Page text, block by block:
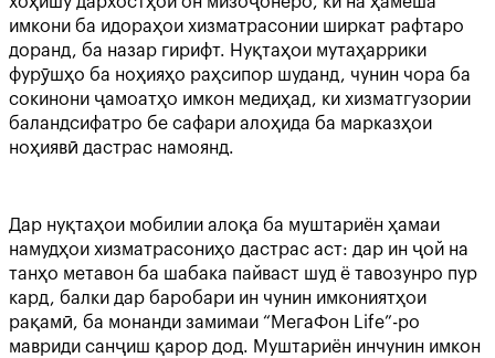
имкони ба идораҳои хизматрасонии ширкат рафтаро
доранд, ба назар гирифт. Нуқтаҳои мутаҳаррики
фурӯшҳо ба ноҳияҳо раҳсипор шуданд, чунин чора ба
сокинони ҷамоатҳо имкон медиҳад, ки хизматгузории
баландсифатро бе сафари алоҳида ба марказҳои
ноҳиявӣ дастрас намоянд.
Дар нуқтаҳои мобилии алоқа ба муштариён ҳамаи
намудҳои хизматрасониҳо дастрас аст: дар ин ҷой на
танҳо метавон ба шабака пайваст шуд ё тавозунро пур
кард, балки дар баробари ин чунин имкониятҳои
рақамӣ, ба монанди замимаи “МегаФон Life”-ро
мавриди санҷиш қарор дод. Муштариён инчунин имкон